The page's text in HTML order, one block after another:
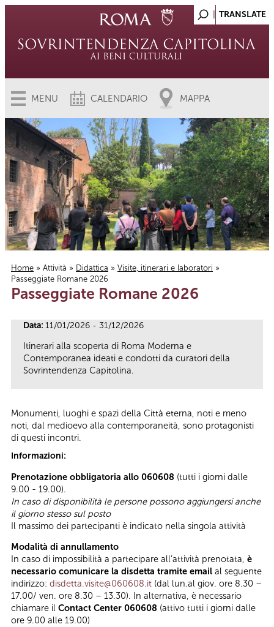
MENU CALENDARIO MAPPA
Tu sei qui
Home » Attività » Didattica » Visite, itinerari e laboratori »
Passeggiate Romane 2026
Passeggiate Romane 2026
Data: 11/01/2026 - 31/12/2026
Itinerari alla scoperta di Roma Moderna e
Contemporanea ideati e condotti da curatori della
Sovrintendenza Capitolina.
Monumenti, luoghi e spazi della Città eterna, noti e meno
noti, dal medioevo alla contemporaneità, sono protagonisti
di questi incontri.
Informazioni:
Prenotazione obbligatoria allo 060608 (tutti i giorni dalle
9.00 - 19.00).
In caso di disponibilità le persone possono aggiungersi anche
il giorno stesso sul posto
Il massimo dei partecipanti è indicato nella singola attività
Modalità di annullamento
In caso di impossibilità a partecipare all’attività prenotata, è
necessario comunicare la disdetta tramite email al seguente
indirizzo: disdetta.visite@060608.it (dal lun.al giov. ore 8.30 –
17.00/ ven. ore 8.30 – 13.30). In alternativa, è necessario
chiamare il Contact Center 060608 (attivo tutti i giorni dalle
ore 9.00 alle 19.00)